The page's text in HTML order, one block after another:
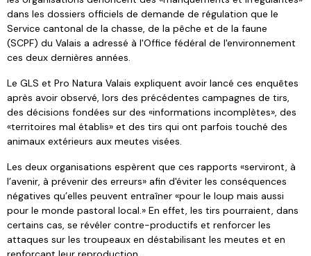
dans les dossiers officiels de demande de régulation que le
Service cantonal de la chasse, de la pêche et de la faune
(SCPF) du Valais a adressé à l'Office fédéral de l'environnement
ces deux dernières années.
Le GLS et Pro Natura Valais expliquent avoir lancé ces enquêtes
après avoir observé, lors des précédentes campagnes de tirs,
des décisions fondées sur des «informations incomplètes», des
«territoires mal établis» et des tirs qui ont parfois touché des
animaux extérieurs aux meutes visées.
Les deux organisations espèrent que ces rapports «serviront, à
l’avenir, à prévenir des erreurs» afin d'éviter les conséquences
négatives qu’elles peuvent entraîner «pour le loup mais aussi
pour le monde pastoral local.» En effet, les tirs pourraient, dans
certains cas, se révéler contre-productifs et renforcer les
attaques sur les troupeaux en déstabilisant les meutes et en